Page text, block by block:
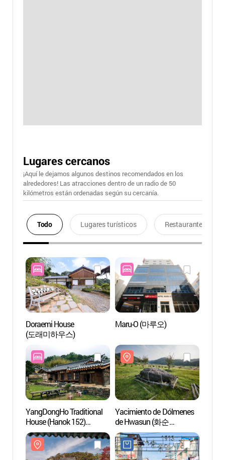
Lugares cercanos
¡Aquí le dejamos algunos destinos recomendados en los
alrededores! Las atracciones dentro de un radio de 50
kilómetros están ordenadas según su cercanía.
Todo Lugares turísticos Restaurantes
Doraemi House
(도래미하우스)
Maru-O (마루오)
YangDongHo Traditional
House (Hanok 152)
(양참사댁(양동호 가옥 /
한옥152))
Yacimiento de Dólmenes
de Hwasun (화순
고인돌군 유적)
[Patrimonio Cultural de la
Humanidad de la Unesco]